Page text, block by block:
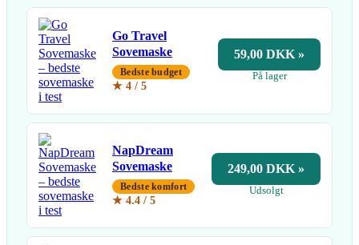
Go Travel
Sovemaske
Bedste budget
★ 4 / 5
59,00 DKK »
På lager
NapDream
Sovemaske
Bedste komfort
★ 4.4 / 5
249,00 DKK »
Udsolgt